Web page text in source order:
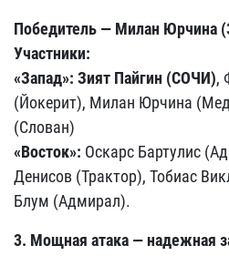
Победитель — Милан Юрчина
Участники:
«Запад»: Зият Пайгин (СОЧИ),
(Йокерит), Милан Юрчина
(Слован)
«Восток»: Оскарс Бартулис
Денисов (Трактор), Тобиас
Блум (Адмирал).
3. Мощная атака — надежная